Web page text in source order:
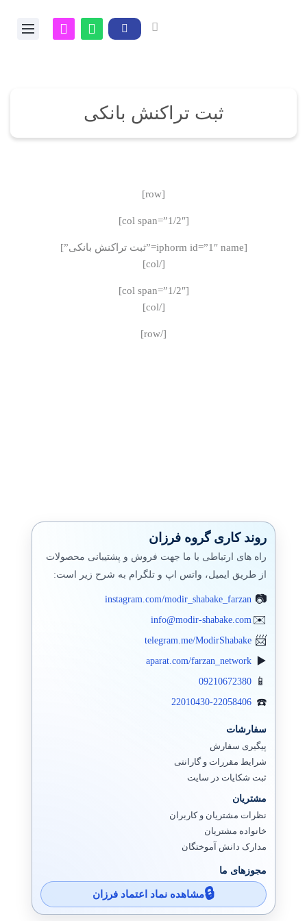
ثبت تراکنش بانکی
[row]
[col span=”1/2″]
[iphorm id=”1″ name=”ثبت تراکنش بانکی”]
[/col]
[col span=”1/2″]
[/col]
[/row]
روند کاری گروه فرزان
راه های ارتباطی با ما جهت فروش و پشتیبانی محصولات
از طریق ایمیل، واتس اپ و تلگرام به شرح زیر است:
instagram.com/modir_shabake_farzan
info@modir-shabake.com
telegram.me/ModirShabake
aparat.com/farzan_network
09210672380
22010430-22058406
سفارشات
پیگیری سفارش
شرایط مقررات و گارانتی
ثبت شکایات در سایت
مشتریان
نظرات مشتریان و کاربران
خانواده مشتریان
مدارک دانش آموختگان
مجوزهای ما
مشاهده نماد اعتماد فرزان